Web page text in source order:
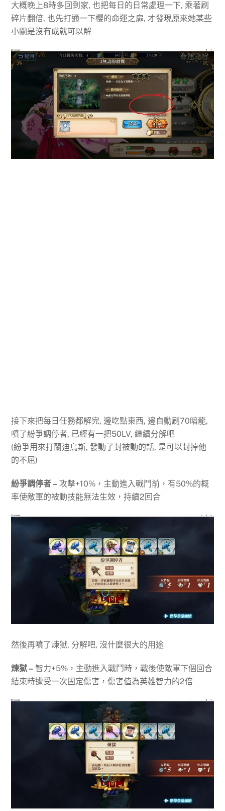
大概晚上8時多回到家, 也把每日的日常處理一下, 乘著刷
碎片翻倍, 也先打通一下櫻的命運之扉, 才發現原來她某些
小關是沒有成就可以解
接下來把每日任務都解完, 邊吃點東西, 邊自動刷70暗龍,
噴了紛爭調停者, 已經有一把50LV, 繼續分解吧
(紛爭用來打蘭迪鳥斯, 發動了封被動的話, 是可以封掉他
的不屈)
紛爭調停者 – 攻擊+10%，主動進入戰鬥前，有50%的概
率使敵軍的被動技能無法生效，持續2回合
然後再噴了煉獄, 分解吧, 沒什麼很大的用途
煉獄 –智力+5%，主動進入戰鬥時，戰後使敵軍下個回合
結束時遭受一次固定傷害，傷害值為英雄智力的2倍